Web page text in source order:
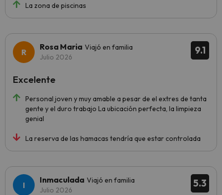
La zona de piscinas
9.1
Rosa Maria Viajó en familia
Julio 2026
Personal joven y muy amable a pesar de el extres de tanta
gente y el duro trabajo La ubicación perfecta, la limpieza
genial
La reserva de las hamacas tendría que estar controlada
Excelente
5.3
Inmaculada Viajó en familia
Julio 2026